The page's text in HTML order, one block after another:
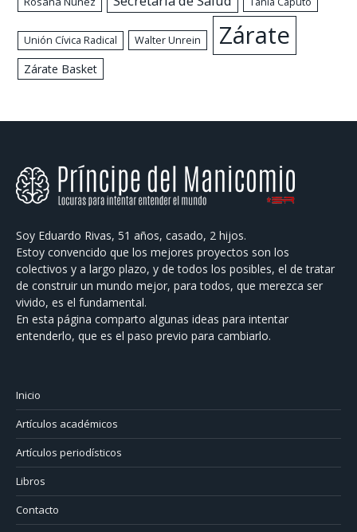
Unión Cívica Radical Walter Unrein Zárate
Zárate Basket
Soy Eduardo Rivas, 51 años, casado, 2 hijos.
Estoy convencido que los mejores proyectos son los
colectivos y a largo plazo, y de todos los posibles, el de tratar
de construir un mundo mejor, para todos, que merezca ser
vivido, es el fundamental.
En esta página comparto algunas ideas para intentar
entenderlo, que es el paso previo para cambiarlo.
Inicio
Artículos académicos
Artículos periodísticos
Libros
Contacto